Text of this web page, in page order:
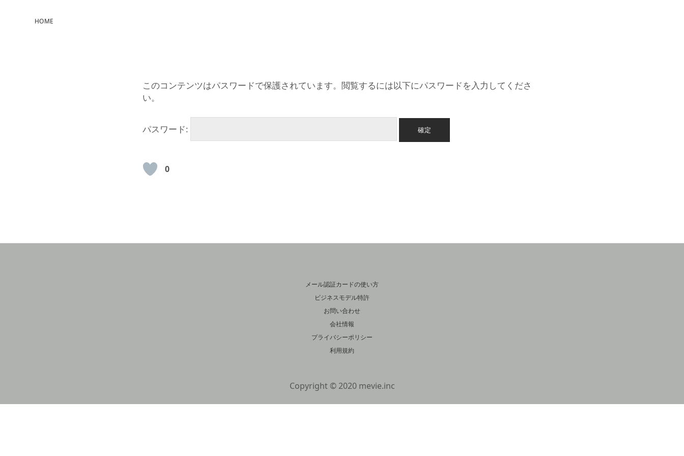
HOME
このコンテンツはパスワードで保護されています。閲覧するには以下にパスワードを入力してくださ
い。
パスワード:
0
メール認証カードの使い方
ビジネスモデル特許
お問い合わせ
会社情報
プライバシーポリシー
利用規約
Copyright © 2020 mevie.inc